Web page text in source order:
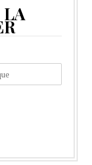
LA